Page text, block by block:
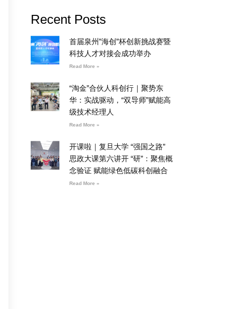
Recent Posts
首届泉州”海创”杯创新挑战赛暨
科技人才对接会成功举办
Read More »
“淘金”合伙人科创行｜聚势东
华：实战驱动，“双导师”赋能高
级技术经理人
Read More »
开课啦｜复旦大学 “强国之路”
思政大课第六讲开 “研”：聚焦概
念验证 赋能绿色低碳科创融合
Read More »